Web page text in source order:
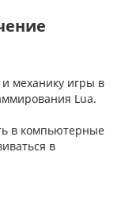
механику игры в
Lua.
в компьютерные
в